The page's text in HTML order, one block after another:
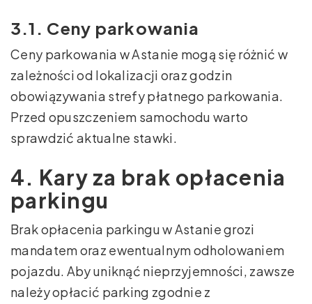
3.1. Ceny parkowania
Ceny parkowania w Astanie mogą się różnić w
zależności od lokalizacji oraz godzin
obowiązywania strefy płatnego parkowania.
Przed opuszczeniem samochodu warto
sprawdzić aktualne stawki.
4. Kary za brak opłacenia
parkingu
Brak opłacenia parkingu w Astanie grozi
mandatem oraz ewentualnym odholowaniem
pojazdu. Aby uniknąć nieprzyjemności, zawsze
należy opłacić parking zgodnie z